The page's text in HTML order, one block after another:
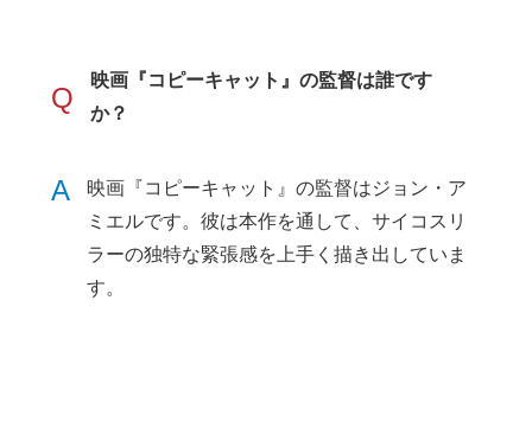
Q
映画『コピーキャット』の監督は誰です
か？
A
映画『コピーキャット』の監督はジョン・ア
ミエルです。彼は本作を通して、サイコスリ
ラーの独特な緊張感を上手く描き出していま
す。